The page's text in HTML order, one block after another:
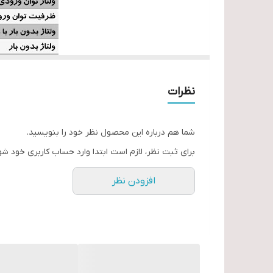
نظرات
شما هم درباره این محصول نظر خود را بنویسید.
برای ثبت نظر، لازم است ابتدا وارد حساب کاربری خود
افزودن نظر